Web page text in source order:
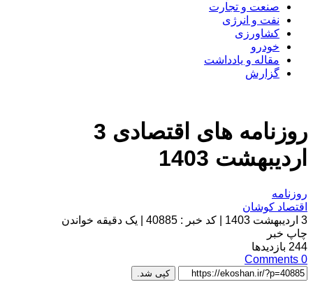
صنعت و تجارت
نفت و انرژی
کشاورزی
خودرو
مقاله و یادداشت
گزارش
روزنامه های اقتصادی 3
اردیبهشت 1403
روزنامه
اقتصاد کوشان
3 اردیبهشت 1403
کد خبر : 40885
یک دقیقه خواندن
چاپ خبر
244 بازدیدها
0
Comments
کپی شد.